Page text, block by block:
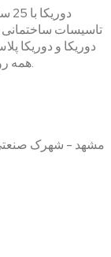
دوریکا و دوریکا
همه روزه آماده خدمت رسانی به هموطنان عزیز است.
مشهد - شهرک